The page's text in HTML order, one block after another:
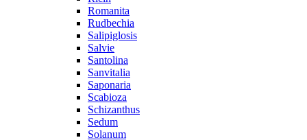
Romanita
Rudbechia
Salipiglosis
Salvie
Santolina
Sanvitalia
Saponaria
Scabioza
Schizanthus
Sedum
Solanum